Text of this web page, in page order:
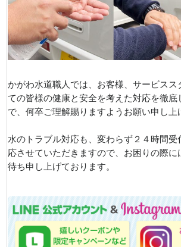
かがわ水道職人では、お客様、サービスス
ての皆様の健康と安全を考えた対応を徹底
で、何卒ご理解賜りますようお願い申し上
水のトラブル対応も、変わらず２４時間受
応させていただきますので、お困りの際に
待ち申し上げております。